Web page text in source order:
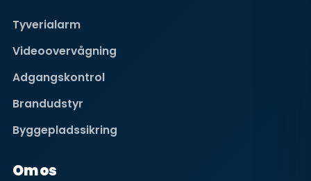
Tyverialarm
Videoovervågning
Adgangskontrol
Brandudstyr
Byggepladssikring
Om os